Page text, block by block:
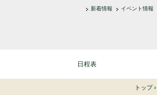
新着情報 イベント情報
日程表
トップ›